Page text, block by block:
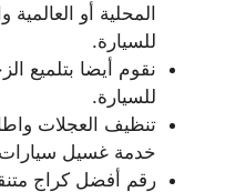
المحلية أو
للسيارة.
نقوم أيضا بتلميع
للسيارة.
تنظيف العجلات
خدمة غسيل
رقم أفضل كراج